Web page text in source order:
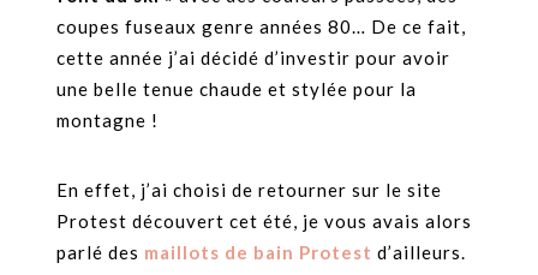
coupes fuseaux genre années 80… De ce fait,
cette année j’ai décidé d’investir pour avoir
une belle tenue chaude et stylée pour la
montagne !
En effet, j’ai choisi de retourner sur le site
Protest découvert cet été, je vous avais alors
parlé des maillots de bain Protest d’ailleurs.